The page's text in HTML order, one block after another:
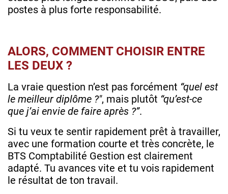
postes à plus forte responsabilité.
ALORS, COMMENT CHOISIR ENTRE
LES DEUX ?
La vraie question n’est pas forcément “quel est
le meilleur diplôme ?", mais plutôt “qu’est-ce
que j’ai envie de faire après ?”.
Si tu veux te sentir rapidement prêt à travailler,
avec une formation courte et très concrète, le
BTS Comptabilité Gestion est clairement
adapté. Tu avances vite et tu vois rapidement
le résultat de ton travail.